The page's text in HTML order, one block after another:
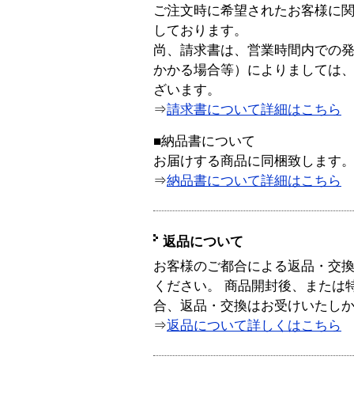
ご注文時に希望されたお客様に
しております。
尚、請求書は、営業時間内での
かかる場合等）によりましては
ざいます。
⇒請求書について詳細はこちら
■納品書について
お届けする商品に同梱致します。
⇒納品書について詳細はこちら
返品について
お客様のご都合による返品・交
ください。 商品開封後、または
合、返品・交換はお受けいたし
⇒返品について詳しくはこちら